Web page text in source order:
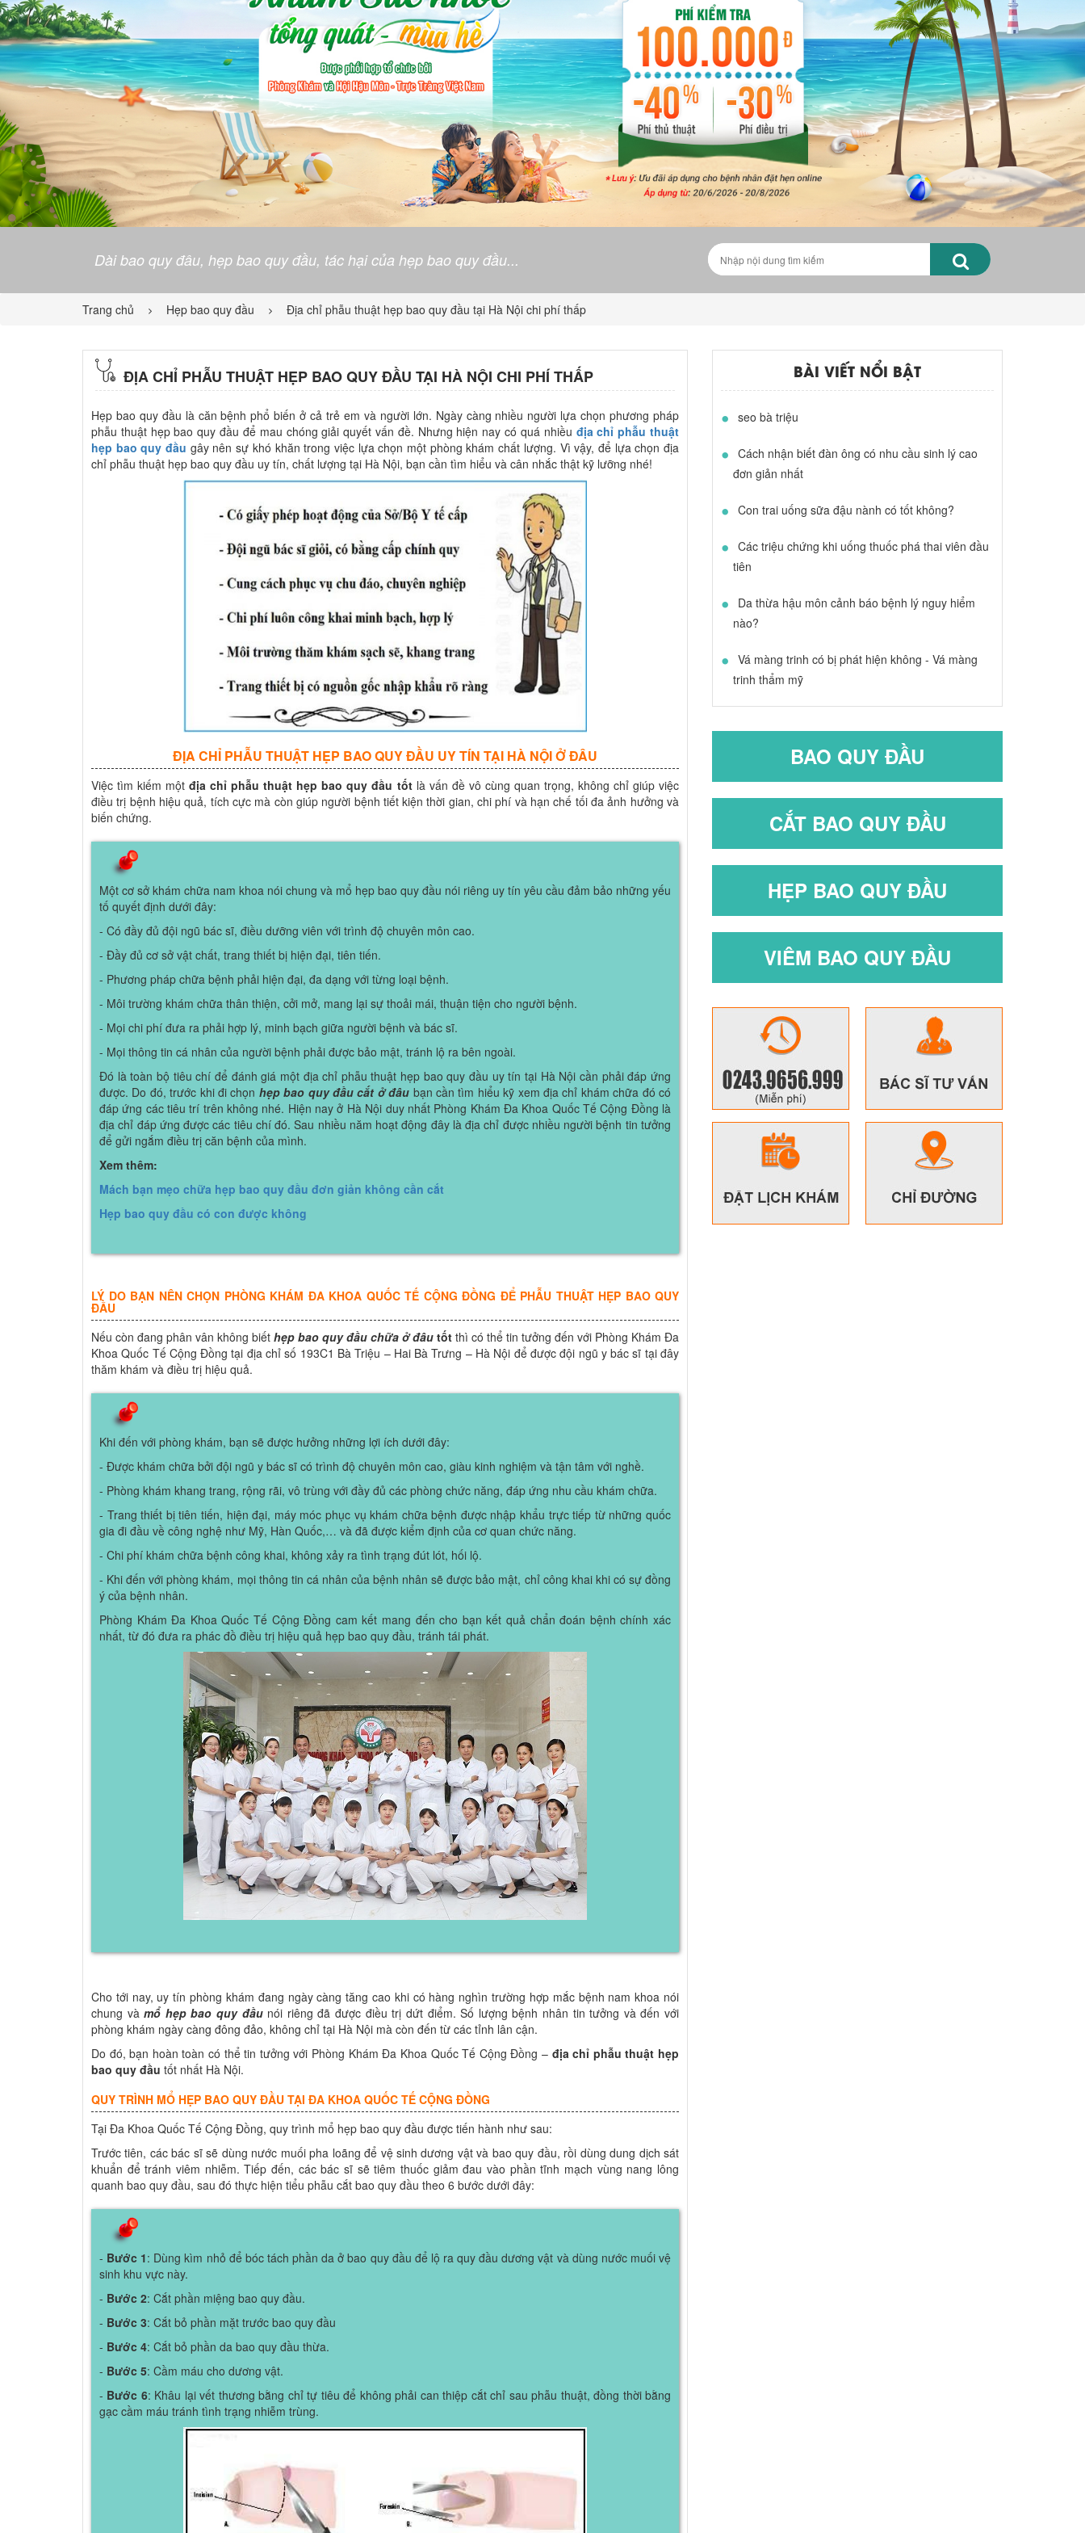
Dài bao quy đâu, hẹp bao quy đầu, tác hại của hẹp bao quy đầu...
Trang chủ Hẹp bao quy đầu Địa chỉ phẫu thuật hẹp bao quy đầu tại Hà Nội chi phí thấp
ĐỊA CHỈ PHẪU THUẬT HẸP BAO QUY ĐẦU TẠI HÀ NỘI CHI PHÍ THẤP
Hẹp bao quy đầu là căn bệnh phổ biến ở cả trẻ em và người lớn. Ngày càng nhiều người lựa chọn phương pháp
phẫu thuật hẹp bao quy đầu để mau chóng giải quyết vấn đề. Nhưng hiện nay có quá nhiều địa chỉ phẫu thuật
hẹp bao quy đầu gây nên sự khó khăn trong việc lựa chọn một phòng khám chất lượng. Vì vậy, để lựa chọn địa
chỉ phẫu thuật hẹp bao quy đầu uy tín, chất lượng tại Hà Nội, bạn cần tìm hiểu và cân nhắc thật kỹ lưỡng nhé!
ĐỊA CHỈ PHẪU THUẬT HẸP BAO QUY ĐẦU UY TÍN TẠI HÀ NỘI Ở ĐÂU
Việc tìm kiếm mộtđịa chỉ phẫu thuật hẹp bao quy đầu tốtlà vấn đề vô cùng quan trọng, không chỉ giúp việc
điều trị bệnh hiệu quả, tích cực mà còn giúp người bệnh tiết kiện thời gian, chi phí và hạn chế tối đa ảnh hưởng và
biến chứng.
Một cơ sở khám chữa nam khoa nói chung và mổ hẹp bao quy đầu nói riêng uy tín yêu cầu đảm bảo những yếu
tố quyết định dưới đây:
- Có đầy đủ đội ngũ bác sĩ, điều dưỡng viên với trình độ chuyên môn cao.
- Đầy đủ cơ sở vật chất, trang thiết bị hiện đại, tiên tiến.
- Phương pháp chữa bệnh phải hiện đại, đa dạng với từng loại bệnh.
- Môi trường khám chữa thân thiện, cởi mở, mang lại sự thoải mái, thuận tiện cho người bệnh.
- Mọi chi phí đưa ra phải hợp lý, minh bạch giữa người bệnh và bác sĩ.
- Mọi thông tin cá nhân của người bệnh phải được bảo mật, tránh lộ ra bên ngoài.
Đó là toàn bộ tiêu chí để đánh giá một địa chỉ phẫu thuật hẹp bao quy đầu uy tín tại Hà Nội cần phải đáp ứng
được. Do đó, trước khi đi chọn hẹp bao quy đầu cắt ở đâu bạn cần tìm hiểu kỹ xem địa chỉ khám chữa đó có
đáp ứng các tiêu trí trên không nhé. Hiện nay ở Hà Nội duy nhất Phòng Khám Đa Khoa Quốc Tế Cộng Đồng là
địa chỉ đáp ứng được các tiêu chí đó. Sau nhiều năm hoạt động đây là địa chỉ được nhiều người bệnh tin tưởng
để gửi ngắm điều trị căn bệnh của mình.
Xem thêm:
Mách bạn mẹo chữa hẹp bao quy đầu đơn giản không cần cắt
Hẹp bao quy đầu có con được không
LÝ DO BẠN NÊN CHỌN PHÒNG KHÁM ĐA KHOA QUỐC TẾ CỘNG ĐỒNG ĐỂ PHẪU THUẬT HẸP BAO QUY
ĐẦU
Nếu còn đang phân vân không biết hẹp bao quy đầu chữa ở đâu tốt thì có thể tin tưởng đến với Phòng Khám Đa
Khoa Quốc Tế Cộng Đồng tại địa chỉ số 193C1 Bà Triệu – Hai Bà Trưng – Hà Nội để được đội ngũ y bác sĩ tại đây
thăm khám và điều trị hiệu quả.
Khi đến với phòng khám, bạn sẽ được hưởng những lợi ích dưới đây:
- Được khám chữa bởi đội ngũ y bác sĩ có trình độ chuyên môn cao, giàu kinh nghiệm và tận tâm với nghề.
- Phòng khám khang trang, rộng rãi, vô trùng với đầy đủ các phòng chức năng, đáp ứng nhu cầu khám chữa.
- Trang thiết bị tiên tiến, hiện đại, máy móc phục vụ khám chữa bệnh được nhập khẩu trực tiếp từ những quốc
gia đi đầu về công nghệ như Mỹ, Hàn Quốc,… và đã được kiểm định của cơ quan chức năng.
- Chi phí khám chữa bệnh công khai, không xảy ra tình trạng đút lót, hối lộ.
- Khi đến với phòng khám, mọi thông tin cá nhân của bệnh nhân sẽ được bảo mật, chỉ công khai khi có sự đồng
ý của bệnh nhân.
Phòng Khám Đa Khoa Quốc Tế Cộng Đồng cam kết mang đến cho bạn kết quả chẩn đoán bệnh chính xác
nhất, từ đó đưa ra phác đồ điều trị hiệu quả hẹp bao quy đầu, tránh tái phát.
Cho tới nay, uy tín phòng khám đang ngày càng tăng cao khi có hàng nghìn trường hợp mắc bệnh nam khoa nói
chung vàmổ hẹp bao quy đầunói riêng đã được điều trị dứt điểm. Số lượng bệnh nhân tin tưởng và đến với
phòng khám ngày càng đông đảo, không chỉ tại Hà Nội mà còn đến từ các tỉnh lân cận.
Do đó, bạn hoàn toàn có thể tin tưởng với Phòng Khám Đa Khoa Quốc Tế Cộng Đồng – địa chỉ phẫu thuật hẹp
bao quy đầu tốt nhất Hà Nội.
QUY TRÌNH MỔ HẸP BAO QUY ĐẦU TẠI ĐA KHOA QUỐC TẾ CỘNG ĐỒNG
Tại Đa Khoa Quốc Tế Cộng Đồng, quy trình mổ hẹp bao quy đầu được tiến hành như sau:
Trước tiên, các bác sĩ sẽ dùng nước muối pha loãng để vệ sinh dương vật và bao quy đầu, rồi dùng dung dịch sát
khuẩn để tránh viêm nhiễm. Tiếp đến, các bác sĩ sẽ tiêm thuốc giảm đau vào phần tĩnh mạch vùng nang lông
quanh bao quy đầu, sau đó thực hiện tiểu phẫu cắt bao quy đầu theo 6 bước dưới đây:
- Bước 1: Dùng kìm nhỏ để bóc tách phần da ở bao quy đầu để lộ ra quy đầu dương vật và dùng nước muối vệ
sinh khu vực này.
- Bước 2: Cắt phần miệng bao quy đầu.
- Bước 3: Cắt bỏ phần mặt trước bao quy đầu
- Bước 4: Cắt bỏ phần da bao quy đầu thừa.
- Bước 5: Cầm máu cho dương vật.
- Bước 6: Khâu lại vết thương bằng chỉ tự tiêu để không phải can thiệp cắt chỉ sau phẫu thuật, đồng thời bằng
gạc cầm máu tránh tình trạng nhiễm trùng.
BÀI VIẾT NỔI BẬT
seo bà triệu
Cách nhận biết đàn ông có nhu cầu sinh lý cao
đơn giản nhất
Con trai uống sữa đậu nành có tốt không?
Các triệu chứng khi uống thuốc phá thai viên đầu
tiên
Da thừa hậu môn cảnh báo bệnh lý nguy hiểm
nào?
Vá màng trinh có bị phát hiện không - Vá màng
trinh thẩm mỹ
BAO QUY ĐẦU
CẮT BAO QUY ĐẦU
HẸP BAO QUY ĐẦU
VIÊM BAO QUY ĐẦU